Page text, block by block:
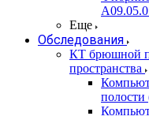
Еще
Обследования
КТ брюшной
пространства
полости